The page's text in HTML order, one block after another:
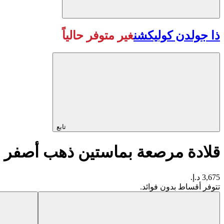
ذا جولدن كوليكشنغير متوفر حالياً
تابع
قلادة مرصعة بماستين ذهب ‏أصفر
3,675 د.إ.
تتوفر أقساط بدون فوائد.